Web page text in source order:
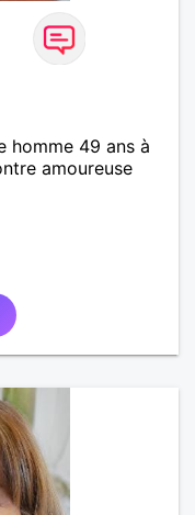
homme 49 ans à
amoureuse